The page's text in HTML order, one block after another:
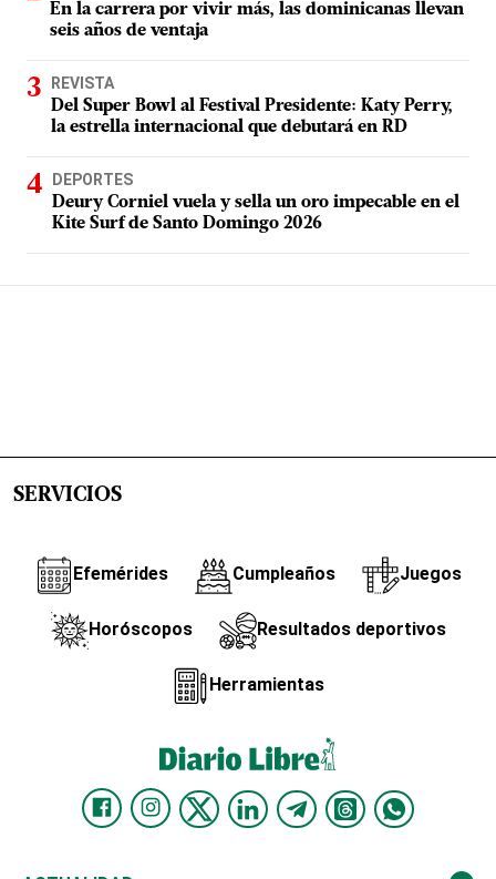
En la carrera por vivir más, las dominicanas llevan
seis años de ventaja
REVISTA
Del Super Bowl al Festival Presidente: Katy Perry,
la estrella internacional que debutará en RD
DEPORTES
Deury Corniel vuela y sella un oro impecable en el
Kite Surf de Santo Domingo 2026
SERVICIOS
Efemérides Cumpleaños Juegos
Horóscopos Resultados deportivos
Herramientas